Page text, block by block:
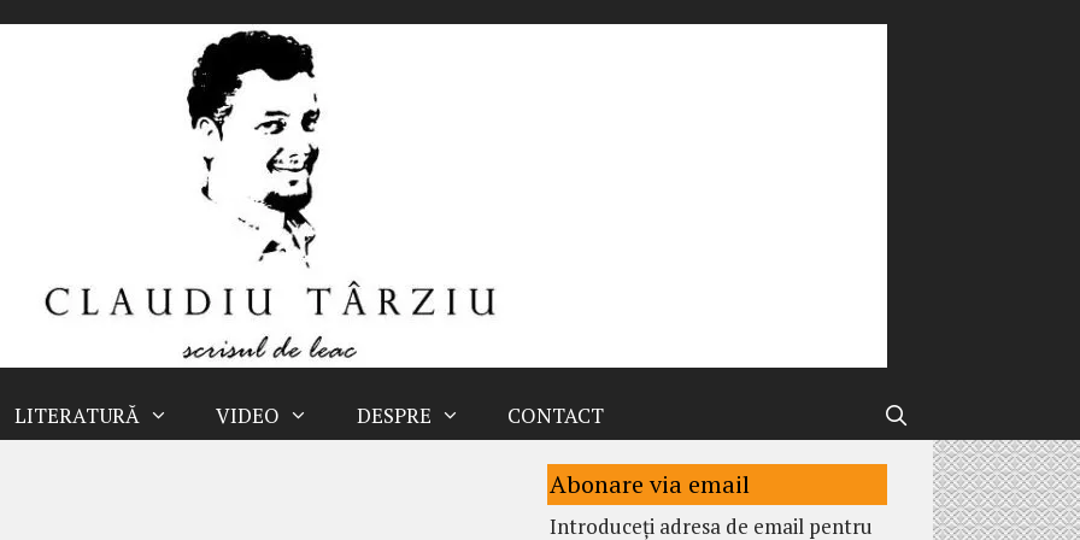
LITERATURĂ VIDEO DESPRE CONTACT
Abonare via email
Introduceți adresa de email pentru